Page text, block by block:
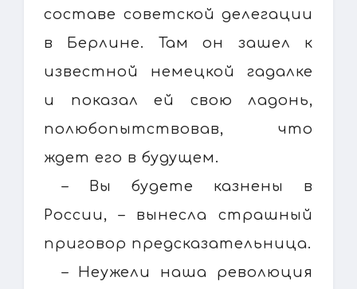
составе советской делегации
в Берлине. Там он зашел к
известной немецкой гадалке
и показал ей свою ладонь,
полюбопытствовав, что
ждет его в будущем.
– Вы будете казнены в
России, – вынесла страшный
приговор предсказательница.
– Неужели наша революция